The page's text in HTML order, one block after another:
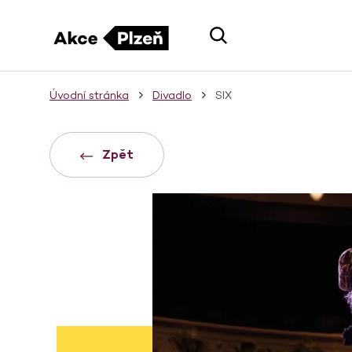
Úvodní stránka Divadlo SIX
Zpět